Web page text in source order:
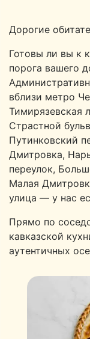
Дорогие
Готовы ли вы к
порога вашего
вблизи метро
Тимирязевская
Страстной
Путинковский
Дмитровка,
переулок,
Малая
улица — у нас
Прямо по
кавказской
аутентичных